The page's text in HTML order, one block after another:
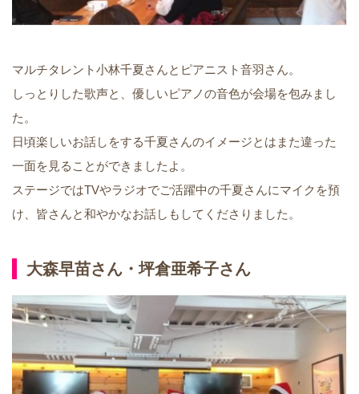
マルチタレント小林千夏さんとピアニスト音羽さん。
しっとりした歌声と、優しいピアノの音色が会場を包みまし
た。
日頃楽しいお話しをする千夏さんのイメージとはまた違った
一面を見ることができましたよ。
ステージではTVやラジオでご活躍中の千夏さんにマイクを預
け、皆さんと和やかなお話しもしてくださりました。
大森早苗さん・坪倉亜希子さん